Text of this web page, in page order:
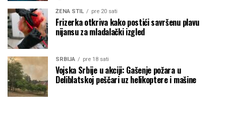
ŽENA STIL pre 20 sati
Frizerka otkriva kako postići savršenu plavu
nijansu za mladalački izgled
SRBIJA pre 18 sati
Vojska Srbije u akciji: Gašenje požara u
Deliblatskoj peščari uz helikoptere i mašine